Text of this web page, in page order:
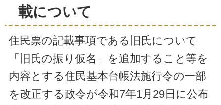
載について
住民票の記載事項である旧氏について
「旧氏の振り仮名」を追加すること等を
内容とする住民基本台帳法施行令の一部
を改正する政令が令和7年1月29日に公布